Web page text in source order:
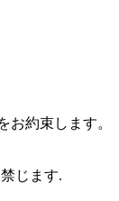
お約束します。
じます.